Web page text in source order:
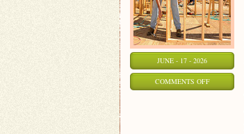
JUNE - 17 - 2026
COMMENTS OFFON